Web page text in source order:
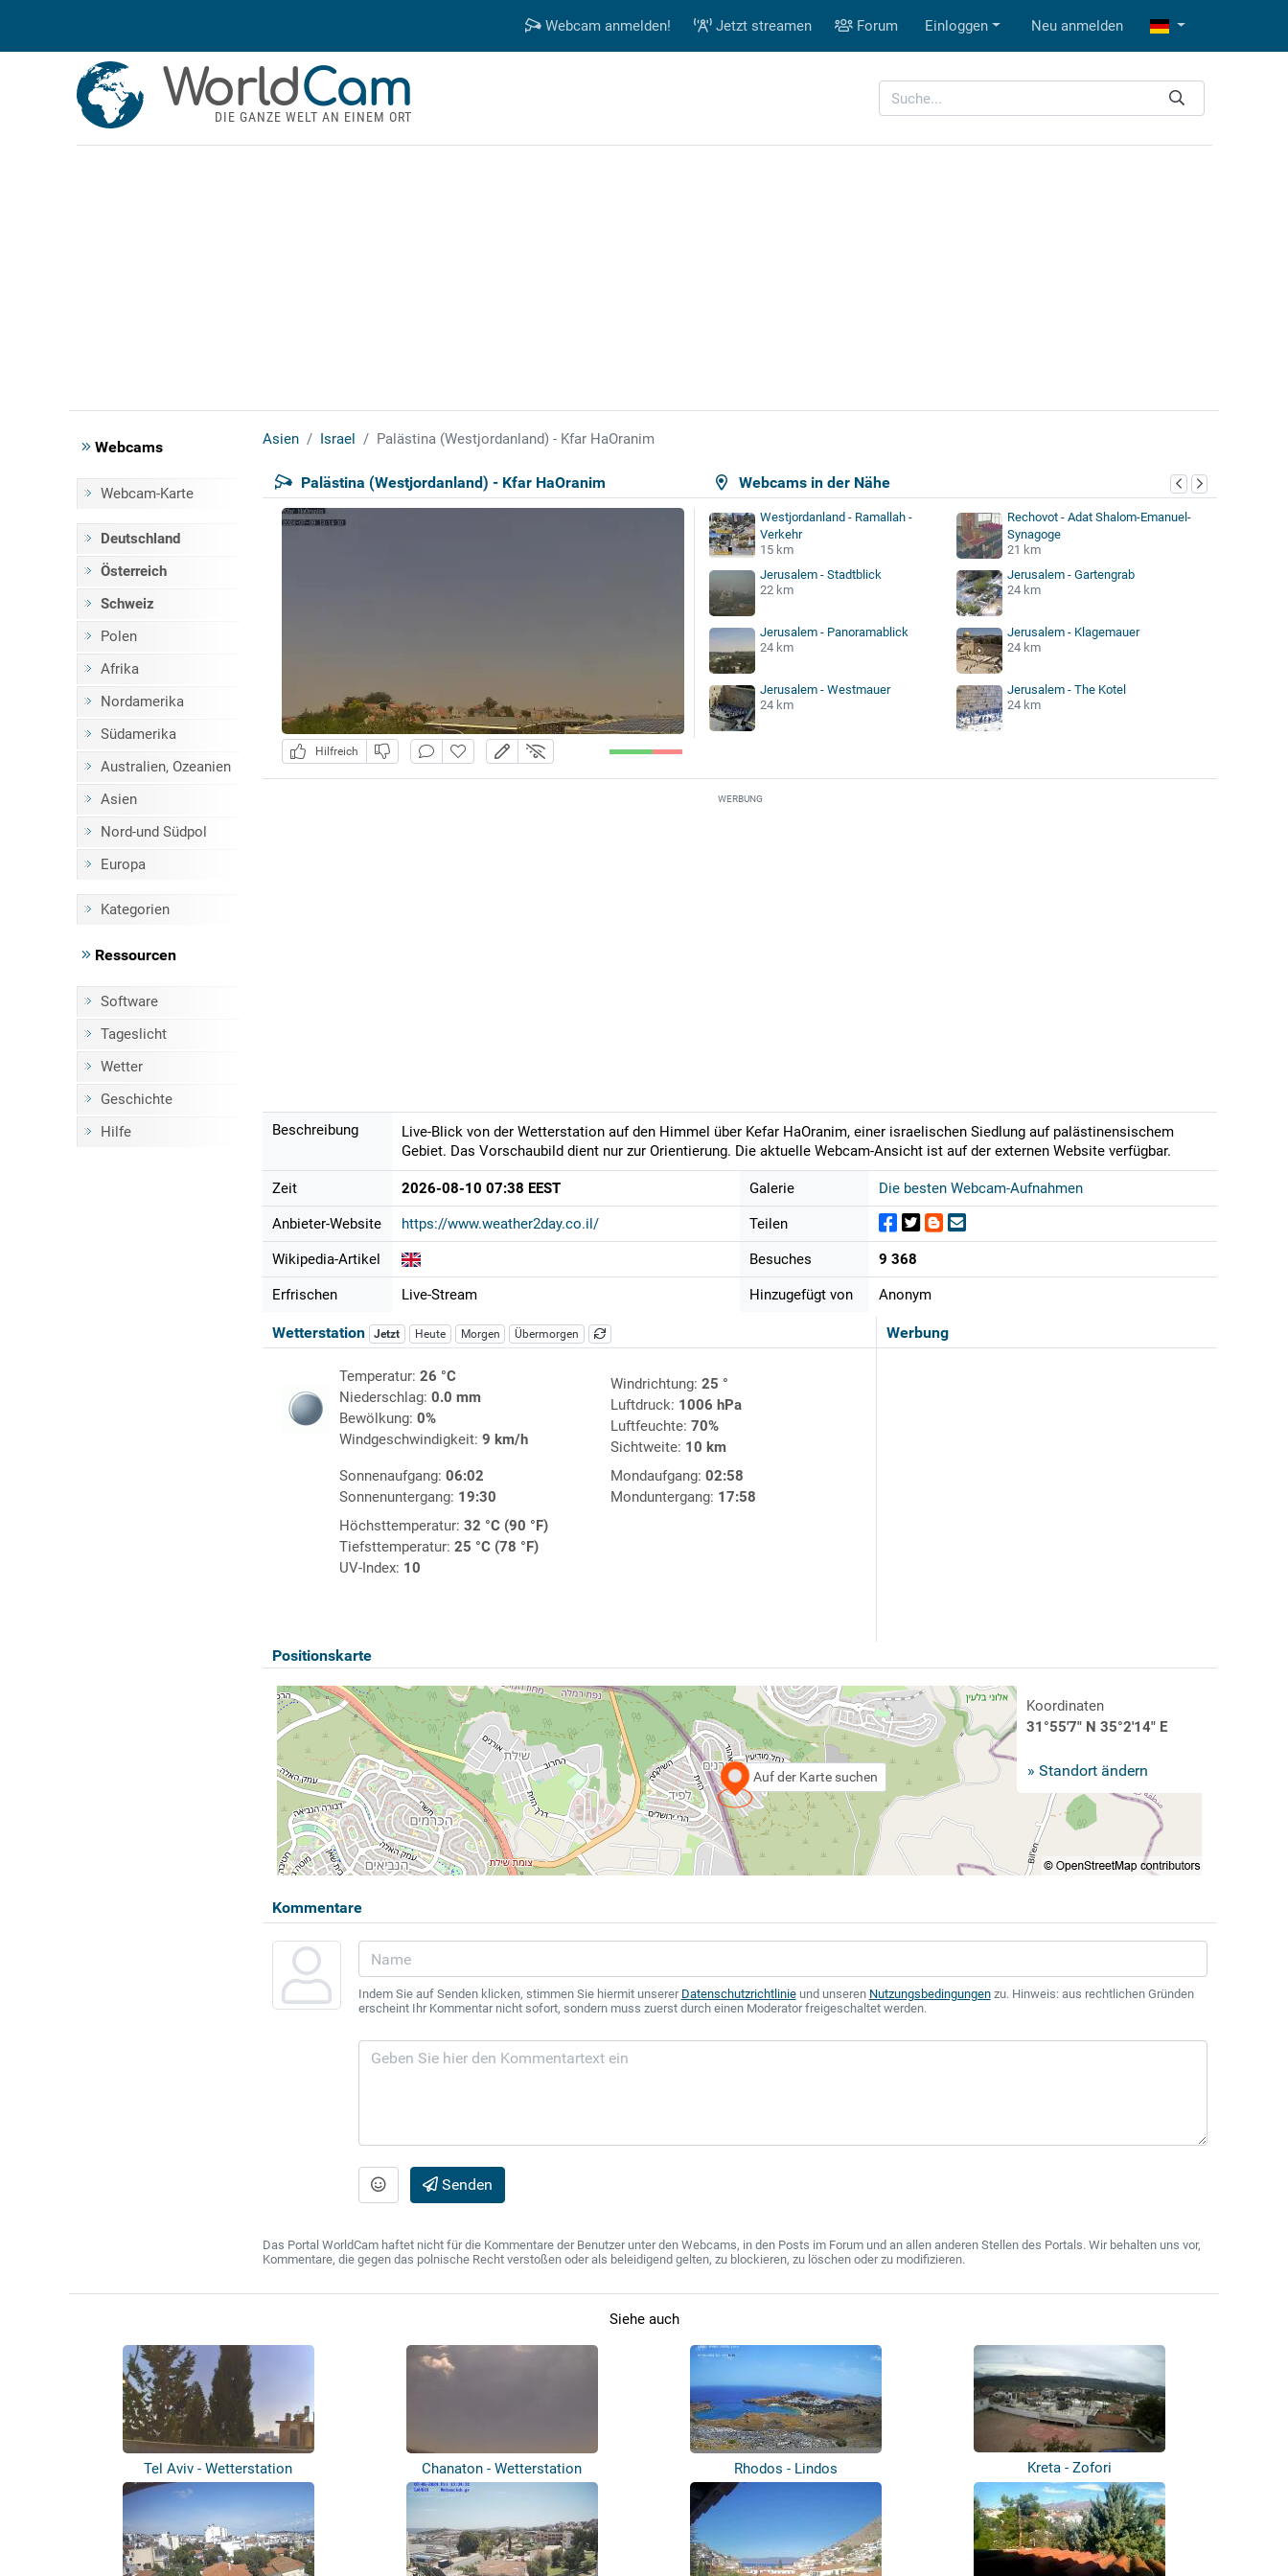
Webcam anmelden! Jetzt streamen Forum Einloggen Neu anmelden
WorldCam
DIE GANZE WELT AN EINEM ORT
Webcams
Webcam-Karte
Deutschland
Österreich
Schweiz
Polen
Afrika
Nordamerika
Südamerika
Australien, Ozeanien
Asien
Nord-und Südpol
Europa
Kategorien
Ressourcen
Software
Tageslicht
Wetter
Geschichte
Hilfe
Asien Israel Palästina (Westjordanland) - Kfar HaOranim
Webcams in der Nähe
Palästina (Westjordanland) - Kfar HaOranim
Hilfreich
Westjordanland - Ramallah -
Verkehr
15 km
Rechovot - Adat Shalom-Emanuel-
Synagoge
21 km
Jerusalem - Stadtblick
22 km
Jerusalem - Gartengrab
24 km
Jerusalem - Panoramablick
24 km
Jerusalem - Klagemauer
24 km
Jerusalem - Westmauer
24 km
Jerusalem - The Kotel
24 km
WERBUNG
Beschreibung
Live-Blick von der Wetterstation auf den Himmel über Kefar HaOranim, einer israelischen Siedlung auf palästinensischem
Gebiet. Das Vorschaubild dient nur zur Orientierung. Die aktuelle Webcam-Ansicht ist auf der externen Website verfügbar.
Zeit 2026-08-10 07:38 EEST
Anbieter-Website https://www.weather2day.co.il/
Wikipedia-Artikel
Erfrischen Live-Stream
Galerie Die besten Webcam-Aufnahmen
Teilen
Besuches 9 368
Hinzugefügt von Anonym
Werbung
Wetterstation Jetzt Heute Morgen Übermorgen
Temperatur: 26 °C
Niederschlag: 0.0 mm
Bewölkung: 0%
Windgeschwindigkeit: 9 km/h
Windrichtung: 25 °
Luftdruck: 1006 hPa
Luftfeuchte: 70%
Sichtweite: 10 km
Sonnenaufgang: 06:02
Sonnenuntergang: 19:30
Mondaufgang: 02:58
Monduntergang: 17:58
Höchsttemperatur: 32 °C (90 °F)
Tiefsttemperatur: 25 °C (78 °F)
UV-Index: 10
Positionskarte
Auf der Karte suchen
Koordinaten
31°55'7" N 35°2'14" E
» Standort ändern
Kommentare
Indem Sie auf Senden klicken, stimmen Sie hiermit unserer Datenschutzrichtlinieund unseren Nutzungsbedingungenzu. Hinweis: aus rechtlichen Gründen
erscheint Ihr Kommentar nicht sofort, sondern muss zuerst durch einen Moderator freigeschaltet werden.
Senden
Das Portal WorldCam haftet nicht für die Kommentare der Benutzer unter den Webcams, in den Posts im Forum und an allen anderen Stellen des Portals. Wir behalten uns vor,
Kommentare, die gegen das polnische Recht verstoßen oder als beleidigend gelten, zu blockieren, zu löschen oder zu modifizieren.
Siehe auch
Tel Aviv - Wetterstation Chanaton - Wetterstation Rhodos - Lindos Kreta - Zofori